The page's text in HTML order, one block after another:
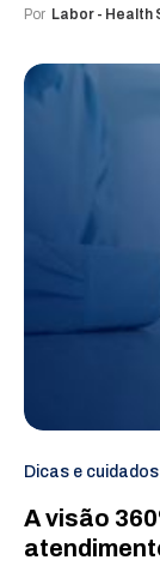
Por Labor - Health
Dicas e cuidados
A visão